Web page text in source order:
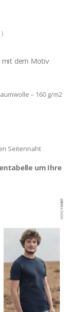
mit dem Motiv
– 160 g/m2
Seitennaht
um Ihre